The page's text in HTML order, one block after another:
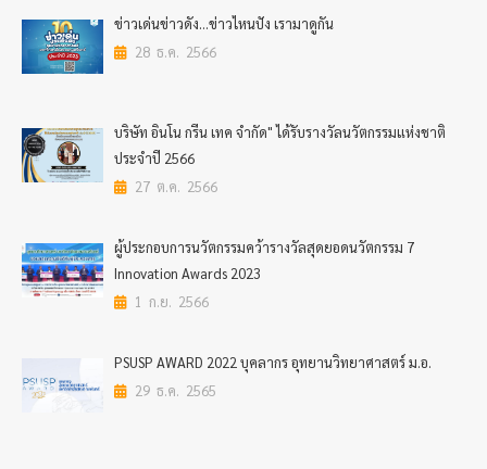
ข่าวเด่นข่าวดัง…ข่าวไหนปัง เรามาดูกัน
28 ธ.ค. 2566
บริษัท อินโน กรีน เทค จำกัด" ได้รับรางวัลนวัตกรรมแห่งชาติ
ประจำปี 2566
27 ต.ค. 2566
ผู้ประกอบการนวัตกรรมคว้ารางวัลสุดยอดนวัตกรรม 7
Innovation Awards 2023
1 ก.ย. 2566
PSUSP AWARD 2022 บุคลากร อุทยานวิทยาศาสตร์ ม.อ.
29 ธ.ค. 2565